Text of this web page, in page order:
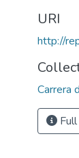
URI
http://
Carrera